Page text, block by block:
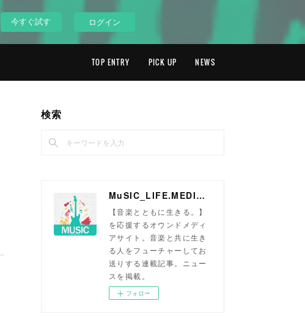
今すぐ試す ログイン
TOP ENTRY PICK UP NEWS
検索
MuSIC_LIFE.MEDIA「ミュージックライフメディア」
【音楽とともに生きる。】
を応援するオウンドメディ
アサイト。音楽と共に生き
る人をフューチャーしてお
送りする連載記事。ニュー
スを掲載。
フォロー